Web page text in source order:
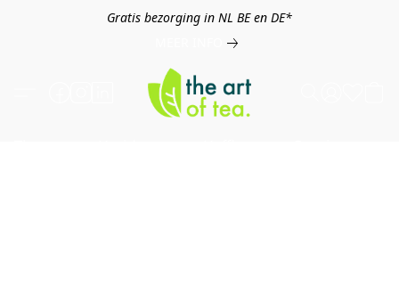
Gratis bezorging in NL BE en DE*